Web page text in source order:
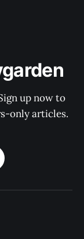
up now to
only articles.